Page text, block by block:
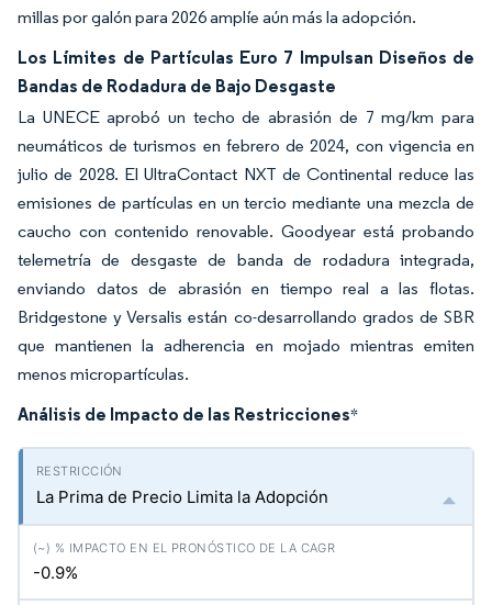
millas por galón para 2026 amplíe aún más la adopción.
Los Límites de Partículas Euro 7 Impulsan Diseños de
Bandas de Rodadura de Bajo Desgaste
La UNECE aprobó un techo de abrasión de 7 mg/km para
neumáticos de turismos en febrero de 2024, con vigencia en
julio de 2028. El UltraContact NXT de Continental reduce las
emisiones de partículas en un tercio mediante una mezcla de
caucho con contenido renovable. Goodyear está probando
telemetría de desgaste de banda de rodadura integrada,
enviando datos de abrasión en tiempo real a las flotas.
Bridgestone y Versalis están co-desarrollando grados de SBR
que mantienen la adherencia en mojado mientras emiten
menos micropartículas.
Análisis de Impacto de las Restricciones*
La Prima de Precio Limita la Adopción
-0.9%